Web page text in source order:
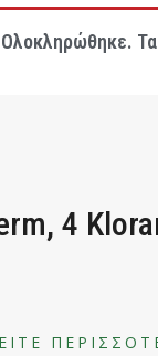
Ολοκληρώθηκε.
4